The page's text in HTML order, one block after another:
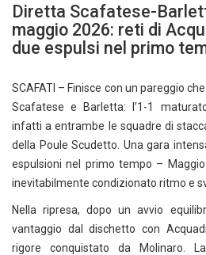
Diretta Scafatese-
maggio 2026: reti di
due espulsi nel primo
SCAFATI – Finisce con un pareggio
Scafatese e Barletta: l’1-1
infatti a entrambe le squadre di
della Poule Scudetto. Una gara
espulsioni nel primo tempo –
inevitabilmente condizionato ritmo e
Nella ripresa, dopo un avvio
vantaggio dal dischetto con
rigore conquistato da Molinaro.